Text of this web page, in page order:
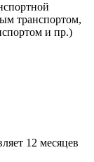
транспортом,
и пр.)
12 месяцев